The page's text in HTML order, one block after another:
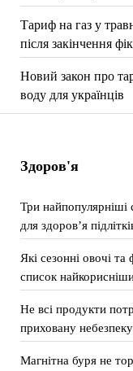
Тариф на газ у
після закінчення
Новий закон про
воду для українців
Здоров'я
Три
для здоров’я
Які сезонні овочі
список
Не всі продукти
приховану небезпеку
Магнітна буря не